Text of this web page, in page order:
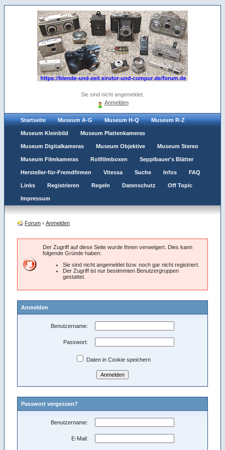
Sie sind nicht angemeldet.
Anmelden
Startseite Museum A-G Museum H-Q Museum R-Z
Museum Kleinbild Museum Plattenkameras
Museum Digitalkameras Museum Objektive Museum Stereo
Museum Filmkameras Rollfilmboxen Sepplbauer's Blätter
Hersteller-für-Fremdfirmen Vitessa Suche Infos FAQ
Links Registrieren Regeln Datenschutz Off Topic
Impressum
Forum › Anmelden
Der Zugriff auf diese Seite wurde Ihnen verweigert. Dies kann
folgende Gründe haben:
Sie sind nicht angemeldet bzw. noch gar nicht registriert.
Der Zugriff ist nur bestimmten Benutzergruppen
gestattet.
Anmelden
Benutzername:
Passwort:
Daten in Cookie speichern
Passwort vergessen?
Benutzername:
E-Mail: